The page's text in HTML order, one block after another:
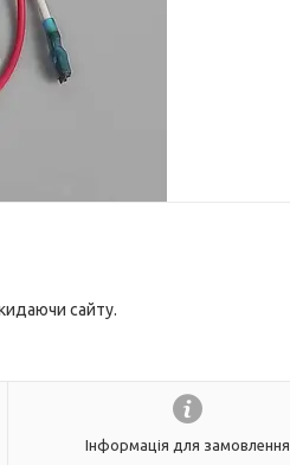
сайту.
Інформація для замовлення